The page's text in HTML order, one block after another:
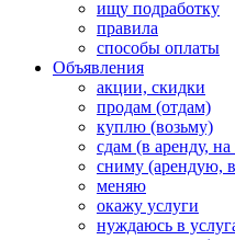
ищу подработку
правила
способы оплаты
Объявления
акции, скидки
продам (отдам)
куплю (возьму)
сдам (в аренду,
сниму (арендую,
меняю
окажу услуги
нуждаюсь в